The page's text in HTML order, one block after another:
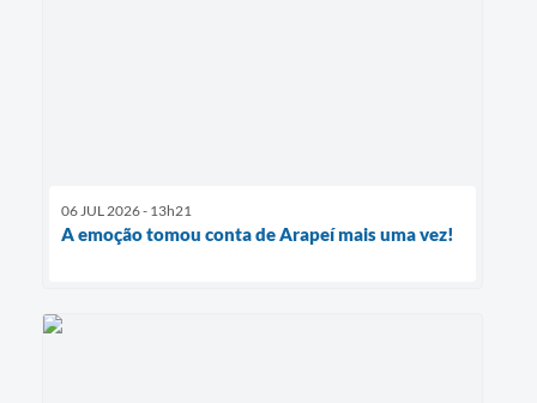
06 JUL 2026 - 13h21
A emoção tomou conta de Arapeí mais uma vez!